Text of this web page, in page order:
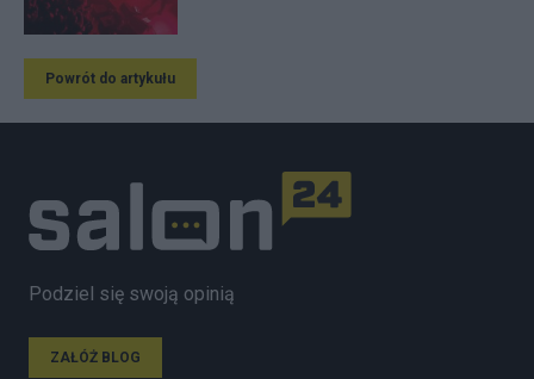
Powrót do artykułu
Podziel się swoją opinią
ZAŁÓŻ BLOG